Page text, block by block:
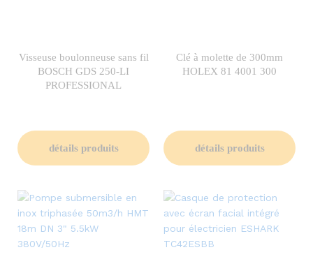
Visseuse boulonneuse sans fil
BOSCH GDS 250-LI
PROFESSIONAL
détails produits
Clé à molette de 300mm
HOLEX 81 4001 300
détails produits